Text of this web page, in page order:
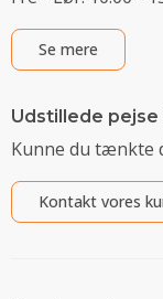
Se mere
Udstillede
Kunne du tænkte
Kontakt vores